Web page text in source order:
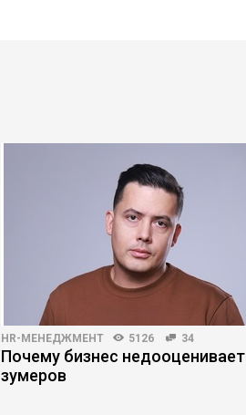
HR-МЕНЕДЖМЕНТ 5126 34
Почему бизнес недооценивает
зумеров